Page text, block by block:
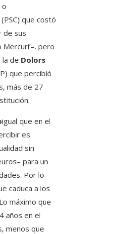
o
(PSC) que costó
de sus
Mercuri’–. pero
la de Dolors
que percibió
más de 27
igual que en el
es
sin
para un
Por lo
caduca a los
máximo que
años en el
menos que